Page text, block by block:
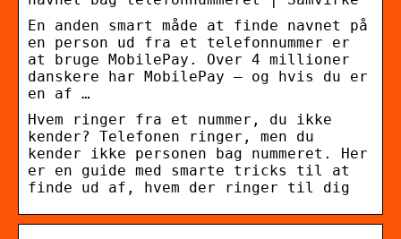
En anden smart måde at finde navnet på
en person ud fra et telefonnummer er
at bruge MobilePay. Over 4 millioner
danskere har MobilePay – og hvis du er
en af …
Hvem ringer fra et nummer, du ikke
kender? Telefonen ringer, men du
kender ikke personen bag nummeret. Her
er en guide med smarte tricks til at
finde ud af, hvem der ringer til dig